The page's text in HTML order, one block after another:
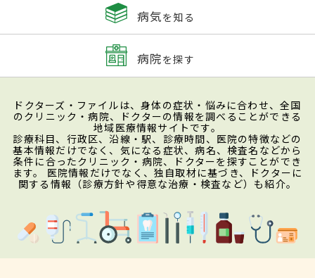
病気を知る
病院を探す
ドクターズ・ファイルは、身体の症状・悩みに合わせ、全国
のクリニック・病院、ドクターの情報を調べることができる
地域医療情報サイトです。
診療科目、行政区、沿線・駅、診療時間、医院の特徴などの
基本情報だけでなく、気になる症状、病名、検査名などから
条件に合ったクリニック・病院、ドクターを探すことができ
ます。 医院情報だけでなく、独自取材に基づき、ドクターに
関する情報（診療方針や得意な治療・検査など）も紹介。